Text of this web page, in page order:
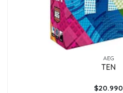
AEG
TEN
$20.990